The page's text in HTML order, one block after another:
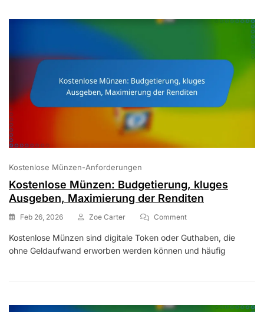
Kostenlose Münzen-Anforderungen
Kostenlose Münzen: Budgetierung, kluges
Ausgeben, Maximierung der Renditen
Feb 26, 2026 Zoe Carter CommentOn
Münzen:
Budgetierung,
Maximierung
Renditen
Kostenlose Münzen sind digitale Token oder Guthaben, die
ohne Geldaufwand erworben werden können und häufig